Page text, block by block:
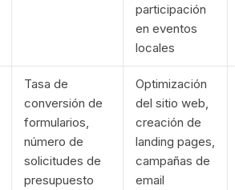
participación
en eventos
locales
Tasa de
conversión de
formularios,
número de
solicitudes de
presupuesto
Optimización
del sitio web,
creación de
landing pages,
campañas de
email